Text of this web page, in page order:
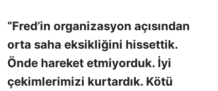
“Fred’in organizasyon açısından
orta saha eksikliğini hissettik.
Önde hareket etmiyorduk. İyi
çekimlerimizi kurtardık. Kötü